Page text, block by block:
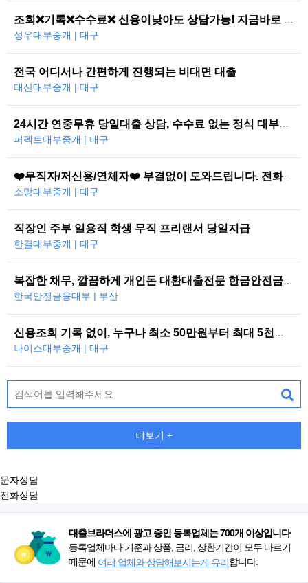
성우대부중개 | 대구
전국 어디서나 간편하게 진행되는 비대면 대출
태산대부중개 | 대구
퍼펙트대부중개 | 대구
❤️무직자/저신용/연체자❤️ 부결없이 도와드립니다. 전화한통으로 당일즉시…
소망대부중개 | 대구
직장인 주부 일용직 학생 무직 프리랜서 당일지급
한결대부중개 | 대구
한국안전금융대부 | 부산
나이스대부중개 | 대구
더보기 +
문자상담
전화상담
대출브라더스에 광고 중인 등록업체는 700개 이상입니다
등록업체마다 기준과 상품, 금리, 상환기간이 모두 다르기
때문에 여러 업체와 상담해보시는게 유리합니다.